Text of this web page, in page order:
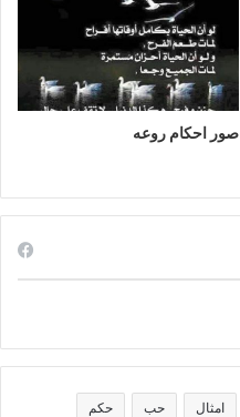
صور احكام روعه
امثال حب حكم